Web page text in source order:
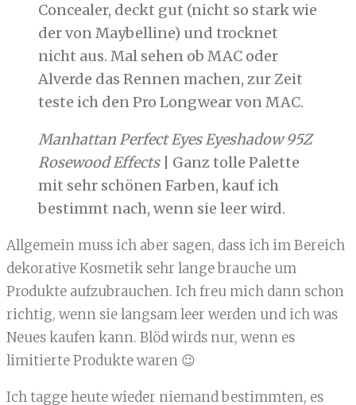
Concealer, deckt gut (nicht so stark wie
der von Maybelline) und trocknet
nicht aus. Mal sehen ob MAC oder
Alverde das Rennen machen, zur Zeit
teste ich den Pro Longwear von MAC.
Manhattan Perfect Eyes Eyeshadow 95Z
Rosewood Effects| Ganz tolle Palette
mit sehr schönen Farben, kauf ich
bestimmt nach, wenn sie leer wird.
Allgemein muss ich aber sagen, dass ich im Bereich
dekorative Kosmetik sehr lange brauche um
Produkte aufzubrauchen. Ich freu mich dann schon
richtig, wenn sie langsam leer werden und ich was
Neues kaufen kann. Blöd wirds nur, wenn es
limitierte Produkte waren 😉
Ich tagge heute wieder niemand bestimmten, es